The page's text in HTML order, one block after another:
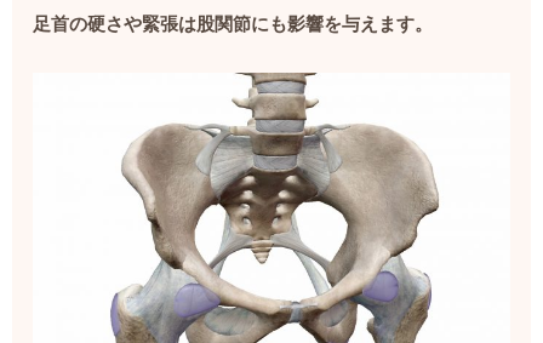
足首の硬さや緊張は股関節にも影響を与えます。